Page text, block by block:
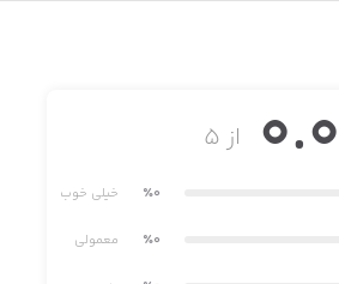
از ۵ 0.0
٪0 خیلی خوب
٪0 معمولی